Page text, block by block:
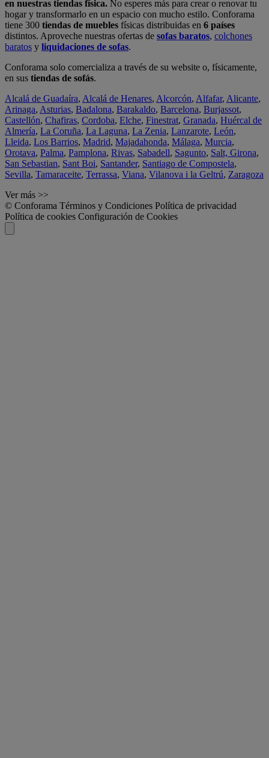
en nuestras tiendas física. No esperes más para crear o renovar tu
hogar y transformarlo en un espacio con mucho estilo. Conforama
tiene 300 tiendas de muebles físicas distribuidas en 6 países
distintos. Aproveche nuestras ofertas de sofas baratos, colchones
baratos y liquidaciones de sofas.
Conforama solo comercializa a través de su website o, físicamente,
en sus tiendas de sofás.
Alcalá de Guadaíra, Alcalá de Henares, Alcorcón, Alfafar, Alicante,
Arinaga, Asturias, Badalona, Barakaldo, Barcelona, Burjassot,
Castellón, Chafiras, Cordoba, Elche, Finestrat, Granada, Huércal de
Almería, La Coruña, La Laguna, La Zenia, Lanzarote, León,
Lleida, Los Barrios, Madrid, Majadahonda, Málaga, Murcia,
Orotava, Palma, Pamplona, Rivas, Sabadell, Sagunto, Salt, Girona,
San Sebastian, Sant Boi, Santander, Santiago de Compostela,
Sevilla, Tamaraceite, Terrassa, Viana, Vilanova i la Geltrú, Zaragoza
Ver más >>
© Conforama Términos y Condiciones Política de privacidad
Política de cookies Configuración de Cookies